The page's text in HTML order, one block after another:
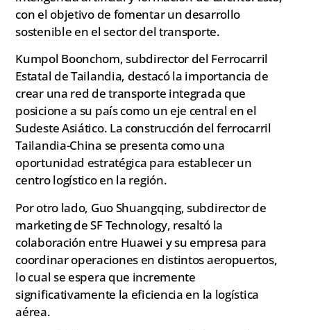
con el objetivo de fomentar un desarrollo
sostenible en el sector del transporte.
Kumpol Boonchom, subdirector del Ferrocarril
Estatal de Tailandia, destacó la importancia de
crear una red de transporte integrada que
posicione a su país como un eje central en el
Sudeste Asiático. La construcción del ferrocarril
Tailandia-China se presenta como una
oportunidad estratégica para establecer un
centro logístico en la región.
Por otro lado, Guo Shuangqing, subdirector de
marketing de SF Technology, resaltó la
colaboración entre Huawei y su empresa para
coordinar operaciones en distintos aeropuertos,
lo cual se espera que incremente
significativamente la eficiencia en la logística
aérea.